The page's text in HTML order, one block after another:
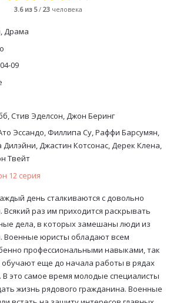
3.6из 5/ 23 человека
Драма
09
Стив Эделсон, Джон Беринг
Эссандо, Филлипа Су, Раффи Барсумян,
Джастин Котсонас, Дерек Клена,
Твейт
12 серия
день сталкиваются с довольно
раз им приходится раскрывать
дела, в которых замешаны люди из
Военные юристы обладают всем
профессиональными навыками, так
обучают еще до начала работы в рядах
В это самое время молодые специалисты
жизнь рядового гражданина. Военные